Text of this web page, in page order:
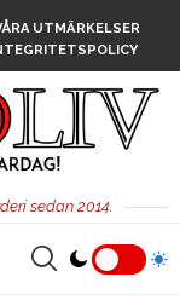
UTMÄRKELSER
sedan 2014.